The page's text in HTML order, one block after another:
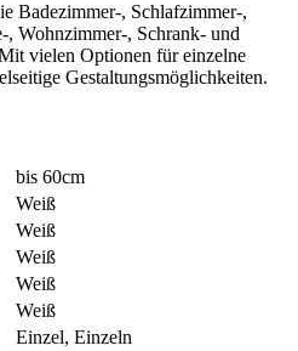
Badezimmer-, Schlafzimmer-,
Wohnzimmer-, Schrank- und
vielen Optionen für einzelne
Gestaltungsmöglichkeiten.
bis 60cm
Weiß
Weiß
Weiß
Weiß
Weiß
Einzel, Einzeln